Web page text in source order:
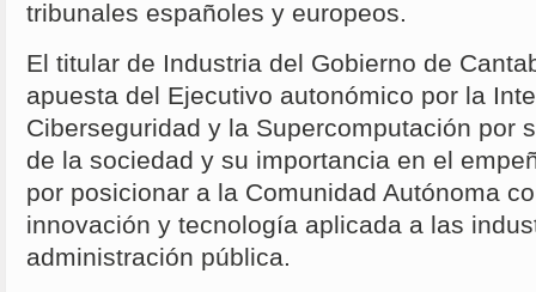
tribunales españoles y europeos.
El titular de Industria del Gobierno de
apuesta del Ejecutivo autonómico por la
Ciberseguridad y la Supercomputación por
de la sociedad y su importancia en el
por posicionar a la Comunidad Autónoma
innovación y tecnología aplicada a las
administración pública.